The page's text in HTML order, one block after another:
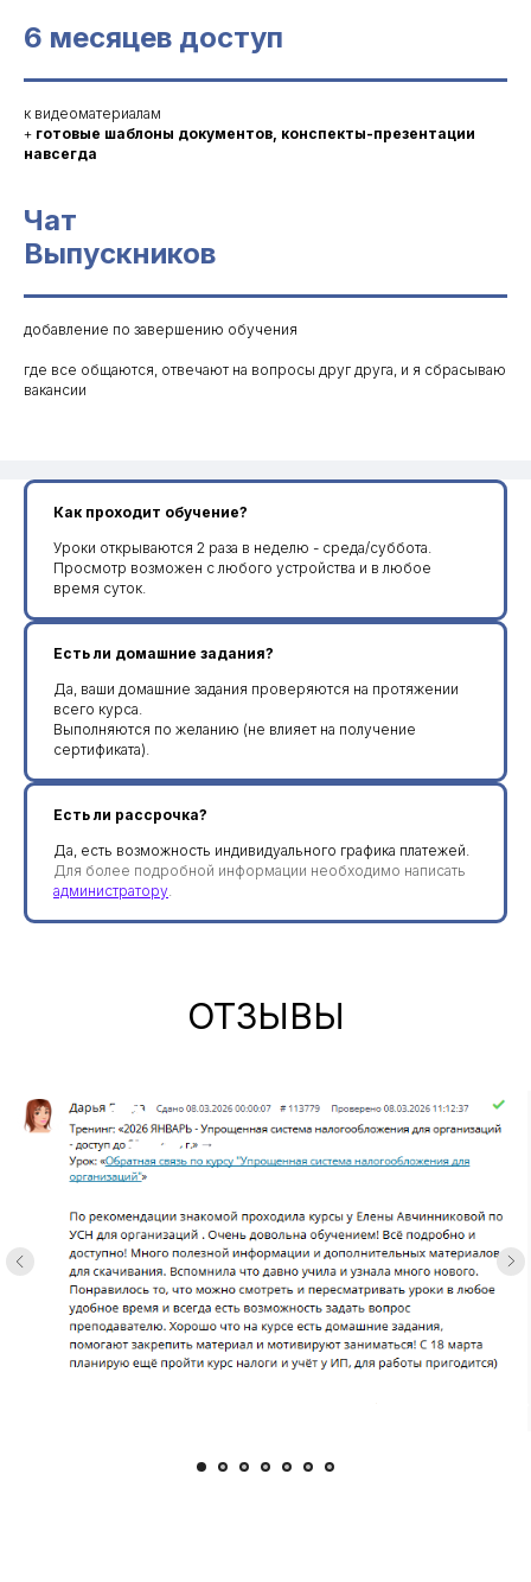
6 месяцев доступ
к видеоматериалам
+ готовые шаблоны документов, конспекты-презентации
навсегда
Чат
Выпускников
добавление по завершению обучения
где все общаются, отвечают на вопросы друг друга, и я сбрасываю
вакансии
Как проходит обучение?
Уроки открываются 2 раза в неделю - среда/суббота.
Просмотр возможен с любого устройства и в любое
время суток.
Есть ли домашние задания?
Да, ваши домашние задания проверяются на протяжении
всего курса.
Выполняются по желанию (не влияет на получение
сертификата).
Есть ли рассрочка?
Да, есть возможность индивидуального графика платежей.
Для более подробной информации необходимо написать
администратору.
ОТЗЫВЫ